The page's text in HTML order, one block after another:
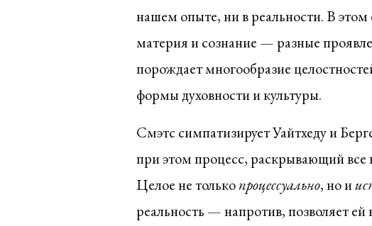
нашем опыте, ни в реальности. В этом
материя и сознание — разные
порождает многообразие
формы духовности и культуры.
Смэтс симпатизирует Уайтхеду и
при этом процесс, раскрывающий все
Целое не толькопроцессуально, но и
реальность — напротив, позволяет